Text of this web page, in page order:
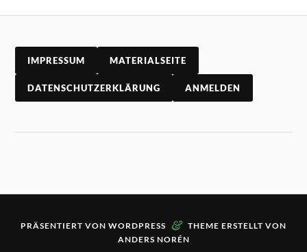
IMPRESSUM MATERIALSEITE
DATENSCHUTZERKLÄRUNG ANMELDEN
PRÄSENTIERT VON WORDPRESS & THEME ERSTELLT VON
ANDERS NORÉN